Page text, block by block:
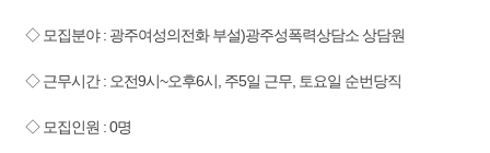
◇ 모집분야 : 광주여성의전화 부설)광주성폭력상담소 상담원
◇ 근무시간 : 오전9시~오후6시, 주5일 근무, 토요일 순번당직
◇ 모집인원 : 0명